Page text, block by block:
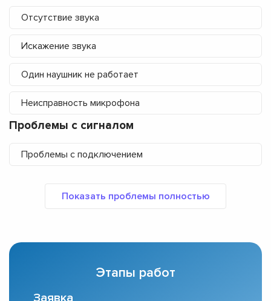
Отсутствие звука
Искажение звука
Один наушник не работает
Неисправность микрофона
Проблемы с сигналом
Проблемы с подключением
Этапы работ